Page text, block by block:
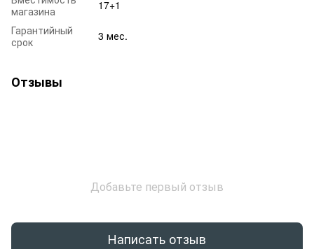
магазина
17+1
Гарантийный
срок
3 мес.
Отзывы
Добавьте первый отзыв
Написать отзыв